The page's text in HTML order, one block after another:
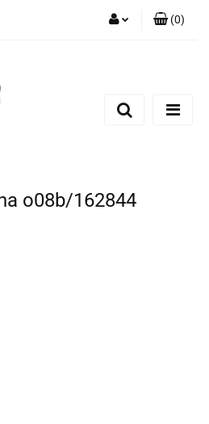
Dodaj zgłoszenie
(0)
o08b/162844